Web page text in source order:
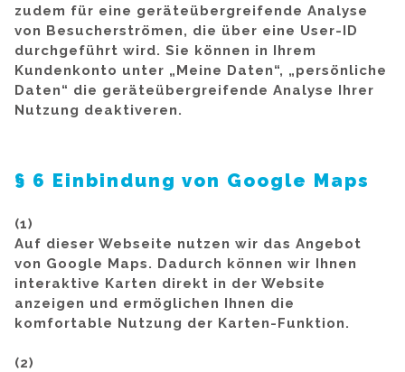
zudem für eine geräteübergreifende Analyse
von Besucherströmen, die über eine User-ID
durchgeführt wird. Sie können in Ihrem
Kundenkonto unter „Meine Daten“, „persönliche
Daten“ die geräteübergreifende Analyse Ihrer
Nutzung deaktiveren.
§ 6 Einbindung von Google Maps
(1)
Auf dieser Webseite nutzen wir das Angebot
von Google Maps. Dadurch können wir Ihnen
interaktive Karten direkt in der Website
anzeigen und ermöglichen Ihnen die
komfortable Nutzung der Karten-Funktion.
(2)